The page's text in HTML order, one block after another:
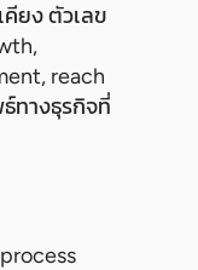
ยง ตัวเลข
reach
ทางธุรกิจที่